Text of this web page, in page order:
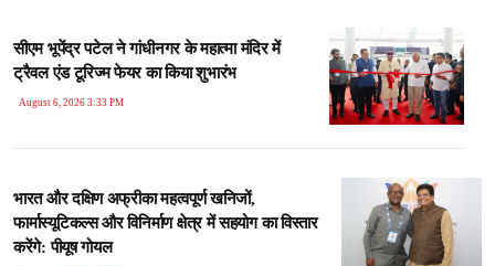
सीएम भूपेंद्र पटेल ने गांधीनगर के महात्मा मंदिर में
ट्रैवल एंड टूरिज्म फेयर का किया शुभारंभ
August 6, 2026 3:33 PM
भारत और दक्षिण अफ्रीका महत्वपूर्ण खनिजों,
फार्मास्यूटिकल्स और विनिर्माण क्षेत्र में सहयोग का विस्तार
करेंगे: पीयूष गोयल